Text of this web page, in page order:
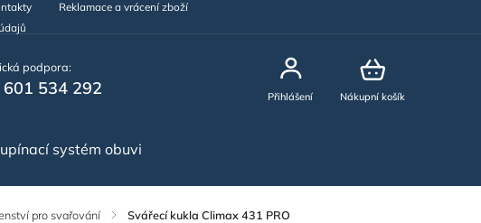
Reklamace a vrácení zboží
podpora:
534 292 Nákupní košík
Přihlášení
systém obuvi
pro svařování / Svářecí kukla Climax 431 PRO